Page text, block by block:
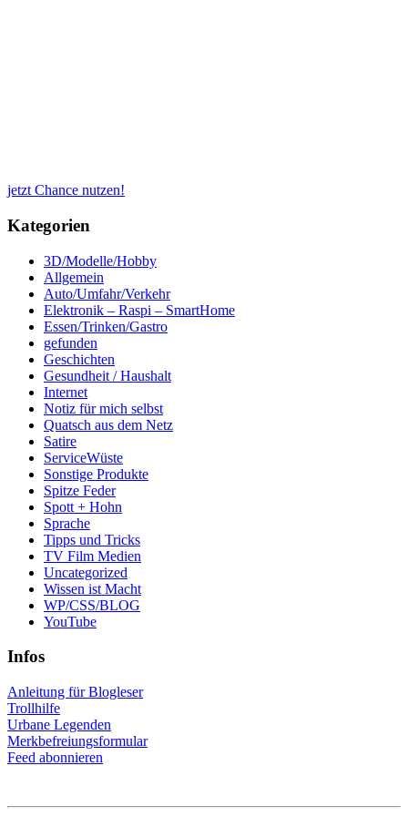
jetzt Chance nutzen!
Kategorien
3D/Modelle/Hobby
Allgemein
Auto/Umfahr/Verkehr
Elektronik – Raspi – SmartHome
Essen/Trinken/Gastro
gefunden
Geschichten
Gesundheit / Haushalt
Internet
Notiz für mich selbst
Quatsch aus dem Netz
Satire
ServiceWüste
Sonstige Produkte
Spitze Feder
Spott + Hohn
Sprache
Tipps und Tricks
TV Film Medien
Uncategorized
Wissen ist Macht
WP/CSS/BLOG
YouTube
Infos
Anleitung für Blogleser
Trollhilfe
Urbane Legenden
Merkbefreiungsformular
Feed abonnieren